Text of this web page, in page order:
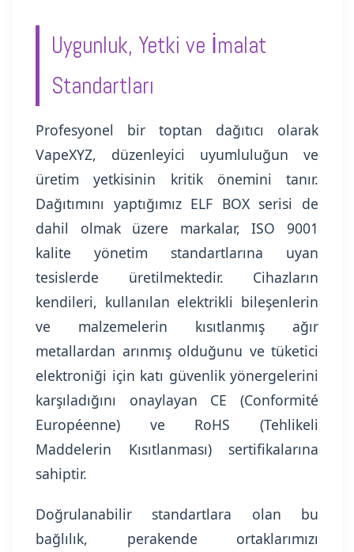
Uygunluk, Yetki ve İmalat
Standartları
Profesyonel bir toptan dağıtıcı olarak
VapeXYZ, düzenleyici uyumluluğun ve
üretim yetkisinin kritik önemini tanır.
Dağıtımını yaptığımız ELF BOX serisi de
dahil olmak üzere markalar, ISO 9001
kalite yönetim standartlarına uyan
tesislerde üretilmektedir. Cihazların
kendileri, kullanılan elektrikli bileşenlerin
ve malzemelerin kısıtlanmış ağır
metallardan arınmış olduğunu ve tüketici
elektroniği için katı güvenlik yönergelerini
karşıladığını onaylayan CE (Conformité
Européenne) ve RoHS (Tehlikeli
Maddelerin Kısıtlanması) sertifikalarına
sahiptir.
Doğrulanabilir standartlara olan bu
bağlılık, perakende ortaklarımızı